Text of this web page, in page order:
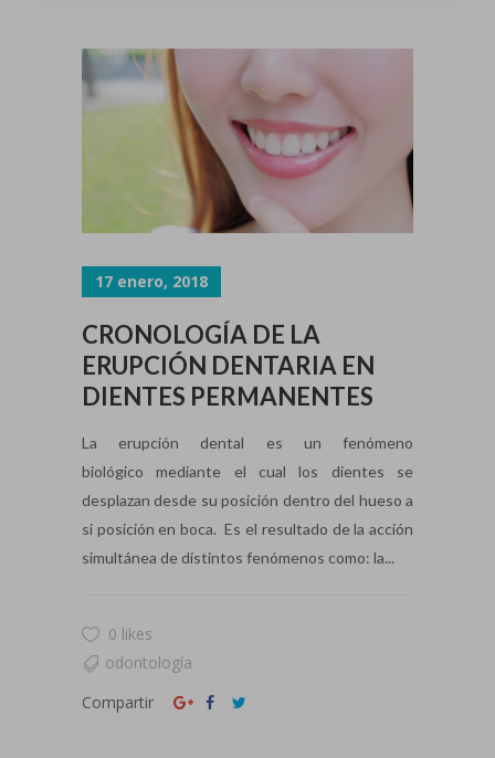
17 enero, 2018
CRONOLOGÍA DE LA
ERUPCIÓN DENTARIA EN
DIENTES PERMANENTES
La erupción dental es un fenómeno
biológico mediante el cual los dientes se
desplazan desde su posición dentro del hueso a
si posición en boca. Es el resultado de la acción
simultánea de distintos fenómenos como: la...
0 likes
odontología
Compartir